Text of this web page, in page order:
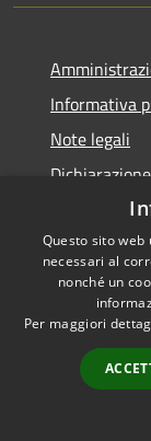
Informativa
Note legali
Accessibilità
Privacy
Mappa del sito
Questo sito
necessari al
nonché un
Per maggiori